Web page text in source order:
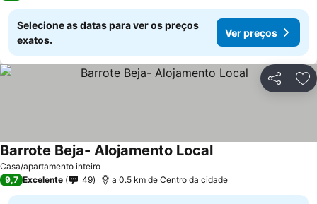
Selecione as datas para ver os preços
exatos.
Ver preços
Partilhar
Casa/apartamento inteiro
Barrote Beja- Alojamento Local
9,7 Excelente 49 a 0.5 km de Centro da cidade